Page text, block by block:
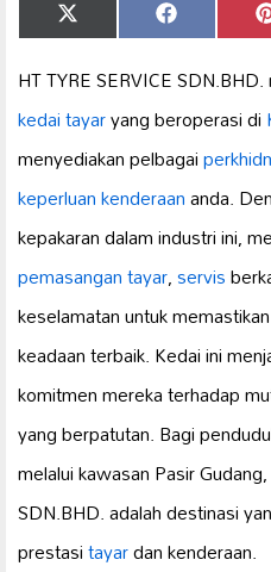
Share
on
X
(Twitter)
Share
on
Facebook
HT TYRE SERVICE
kedai tayaryang beroperasi di
menyediakan pelbagai
keperluan kenderaananda.
kepakaran dalam industri ini,
pemasangan tayar,servis
keselamatan untuk
keadaan terbaik. Kedai ini
komitmen mereka terhadap
yang berpatutan. Bagi
melalui kawasan Pasir
SDN.BHD. adalah destinasi
prestasitayardan kenderaan.